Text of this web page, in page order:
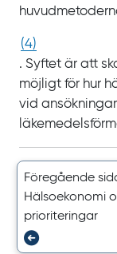
(4)
. Syftet är att
möjligt för hur
vid
Föregående
Hälsoekonomi
prioriteringar